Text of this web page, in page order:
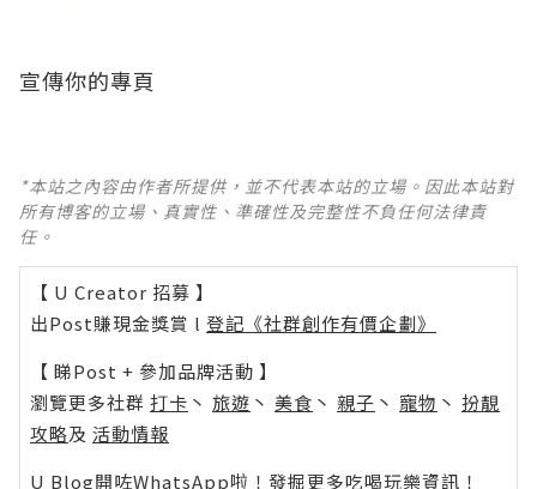
宣傳你的專頁
*本站之內容由作者所提供，並不代表本站的立場。因此本站對
所有博客的立場、真實性、準確性及完整性不負任何法律責
任。
【 U Creator 招募 】
出Post賺現金獎賞 l 登記《社群創作有價企劃》
【 睇Post + 參加品牌活動 】
瀏覽更多社群 打卡 丶 旅遊 丶 美食 丶 親子 丶 寵物 丶 扮靚
攻略及 活動情報
U Blog開咗WhatsApp啦！發掘更多吃喝玩樂資訊！